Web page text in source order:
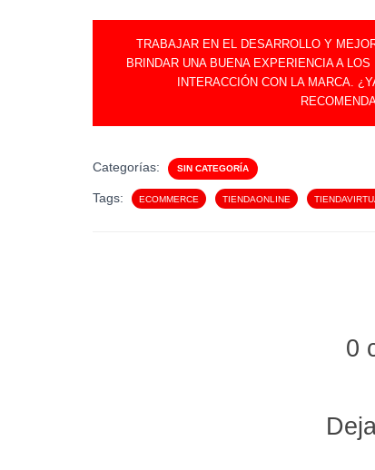
TRABAJAR EN EL DESARROLLO Y
BRINDAR UNA BUENA EXPERIENCIA A
INTERACCIÓN CON LA MARCA.
Categorías: SIN CATEGORÍA
Tags: ECOMMERCE TIENDAONLINE
0